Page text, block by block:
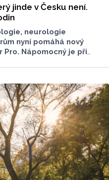
jinde v Česku není.
neurologie
nyní pomáhá nový
Nápomocný je při
přesném a včasném